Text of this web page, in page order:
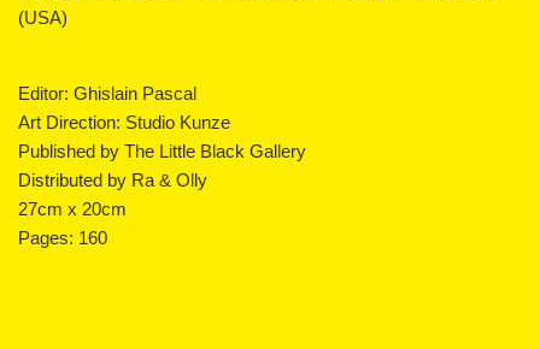
(USA)
Editor: Ghislain Pascal
Art Direction: Studio Kunze
Published by The Little Black Gallery
Distributed by Ra & Olly
27cm x 20cm
Pages: 160